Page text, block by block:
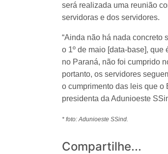
será realizada uma reunião
servidoras e dos servidores.
“Ainda não há nada concreto
o 1º de maio [data-base],
no Paraná, não foi cumprido
portanto, os servidores
o cumprimento das leis que o
presidenta da Adunioeste
* foto: Adunioeste SSind.
Compartilhe...